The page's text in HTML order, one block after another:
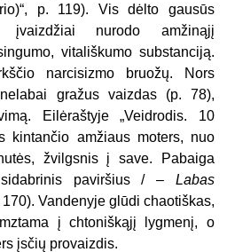
p. 119). Vis dėlto gausūs
įvaizdžiai nurodo amžinąjį
vitališkumo substanciją.
narcisizmo bruožų. Nors
gražus vaizdas (p. 78),
Eilėraštyje „Veidrodis. 10
kintančio amžiaus moters, nuo
žvilgsnis į save. Pabaiga
sidabrinis paviršius / – Labas
170). Vandenyje glūdi chaotiškas,
į chtoniškąjį lygmenį, o
įsčių provaizdis.